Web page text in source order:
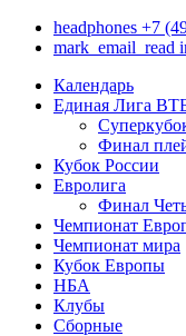
headphones +7
mark_email_read
Календарь
Единая Лига
Финал
Кубок России
Евролига
Финал
Чемпионат
Чемпионат мира
Кубок Европы
НБА
Клубы
Сборные